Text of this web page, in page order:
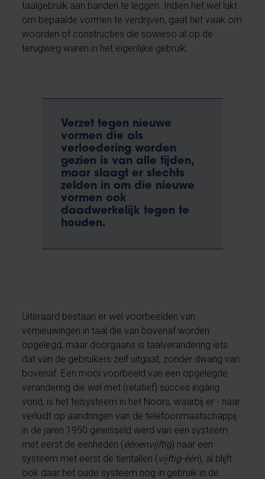
taalgebruik aan banden te leggen. Indien het wel lukt
om bepaalde vormen te verdrijven, gaat het vaak om
woorden of constructies die sowieso al op de
terugweg waren in het eigenlijke gebruik.
Verzet tegen nieuwe
vormen die als
verloedering worden
gezien is van alle tijden,
maar slaagt er slechts
zelden in om die nieuwe
vormen ook
daadwerkelijk tegen te
houden.
Uiteraard bestaan er wel voorbeelden van
vernieuwingen in taal die van bovenaf worden
opgelegd, maar doorgaans is taalverandering iets
dat van de gebruikers zelf uitgaat, zonder dwang van
bovenaf. Een mooi voorbeeld van een opgelegde
verandering die wel met (relatief) succes ingang
vond, is het telsysteem in het Noors, waarbij er - naar
verluidt op aandringen van de telefoonmaatschappij -
in de jaren 1950 gewisseld werd van een systeem
met eerst de eenheden (éénenvijftig) naar een
systeem met eerst de tientallen (vijftig-één), al blijft
ook daar het oude systeem nog in gebruik in de